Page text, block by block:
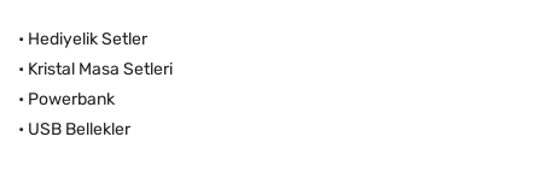
• Hediyelik Setler
• Kristal Masa Setleri
• Powerbank
• USB Bellekler